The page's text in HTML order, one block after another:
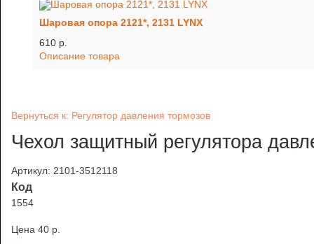
Шаровая опора 2121*, 2131 LYNX
610 p.
Описание товара
Вернуться к: Регулятор давления тормозов
Чехол защитный регулятора
Артикул: 2101-3512118
Код
1554
Цена 40 p.